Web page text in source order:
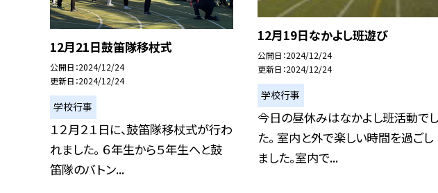
12月21日鼓笛隊移杖式
公開日 2024/12/24
更新日 2024/12/24
学校行事
１２月２１日に、鼓笛隊移杖式が行わ
れました。 ６年生から５年生へと鼓
笛隊のバトン...
12月19日なかよし班遊び
公開日 2024/12/24
更新日 2024/12/24
学校行事
今日の昼休みはなかよし班活動でし
た。 室内と外で楽しい時間を過ごし
ました。室内で...